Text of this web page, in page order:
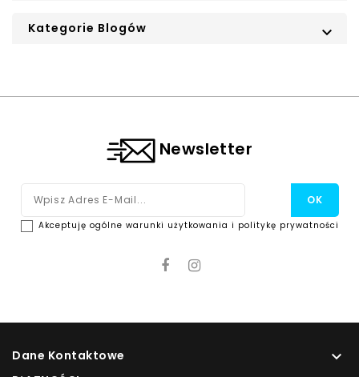
Kategorie Blogów 
Newsletter
Akceptuję ogólne warunki użytkowania i politykę prywatności
Dane Kontaktowe 